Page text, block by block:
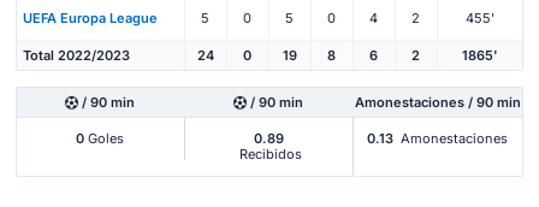
UEFA Europa League 5 0 5 0 4 2 455'
Total 2022/2023 24 0 19 8 6 2 1865'
/ 90 min / 90 min Amonestaciones / 90 min
0 Goles
0.89
Recibidos
0.13 Amonestaciones